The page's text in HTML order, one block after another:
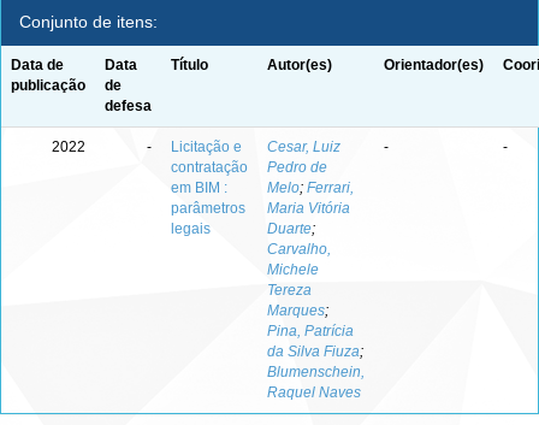
Conjunto de itens:
Data de
publicação
Data
de
defesa
Título Autor(es) Orientador(es)
2022 -
Licitação e
contratação
em BIM :
parâmetros
legais
Cesar, Luiz
Pedro de
Melo; Ferrari,
Maria Vitória
Duarte;
Carvalho,
Michele
Tereza
Marques;
Pina, Patrícia
da Silva Fiuza;
Blumenschein,
Raquel Naves
- -